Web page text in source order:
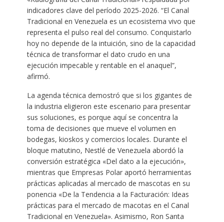
indicadores clave del período 2025-2026. “El Canal
Tradicional en Venezuela es un ecosistema vivo que
representa el pulso real del consumo. Conquistarlo
hoy no depende de la intuición, sino de la capacidad
técnica de transformar el dato crudo en una
ejecución impecable y rentable en el anaquel”,
afirmó.
La agenda técnica demostró que si los gigantes de
la industria eligieron este escenario para presentar
sus soluciones, es porque aquí se concentra la
toma de decisiones que mueve el volumen en
bodegas, kioskos y comercios locales. Durante el
bloque matutino, Nestlé de Venezuela abordó la
conversión estratégica «Del dato a la ejecución»,
mientras que Empresas Polar aportó herramientas
prácticas aplicadas al mercado de mascotas en su
ponencia «De la Tendencia a la Facturación: Ideas
prácticas para el mercado de macotas en el Canal
Tradicional en Venezuela». Asimismo, Ron Santa